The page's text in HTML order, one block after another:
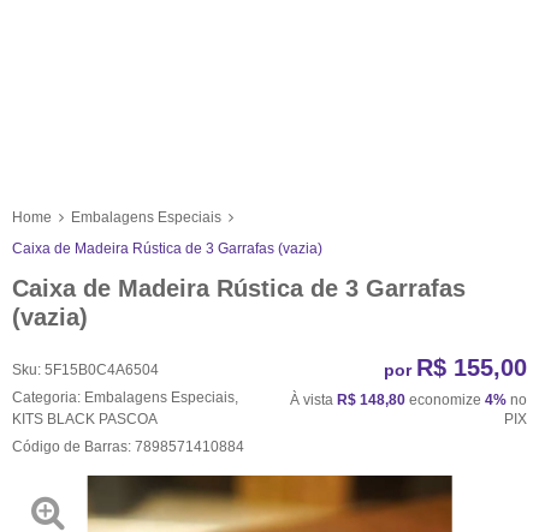
Home
Embalagens Especiais
Caixa de Madeira Rústica de 3 Garrafas (vazia)
Caixa de Madeira Rústica de 3 Garrafas
(vazia)
Sku: 5F15B0C4A6504
Categoria: Embalagens Especiais
KITS BLACK PASCOA
Código de Barras: 7898571410884
por R$ 155,00
À vista R$ 148,80 economize 4% no
PIX